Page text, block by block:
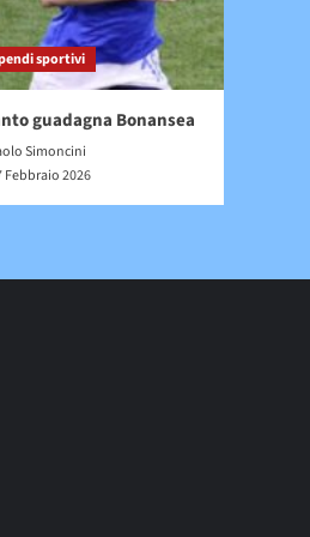
sportivi
guadagna Bonansea
Simoncini
Febbraio 2026